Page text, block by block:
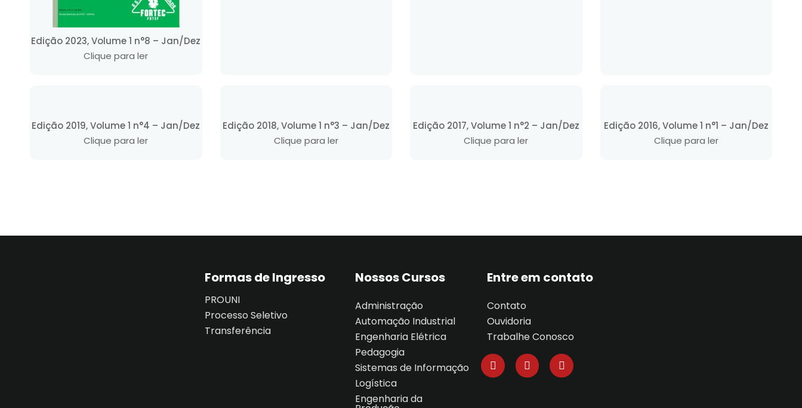
Edição 2023, Volume 1 n°8 – Jan/Dez
Clique para ler
Edição 2019, Volume 1 n°4 – Jan/Dez
Clique para ler
Edição 2018, Volume 1 n°3 – Jan/Dez
Clique para ler
Edição 2017, Volume 1 n°2 – Jan/Dez
Clique para ler
Edição 2016, Volume 1 n°1 – Jan/Dez
Clique para ler
Formas de Ingresso
PROUNI
Processo Seletivo
Transferência
Nossos Cursos
Administração
Automação Industrial
Engenharia Elétrica
Pedagogia
Sistemas de Informação
Logística
Engenharia da
Entre em contato
Contato
Ouvidoria
Trabalhe Conosco